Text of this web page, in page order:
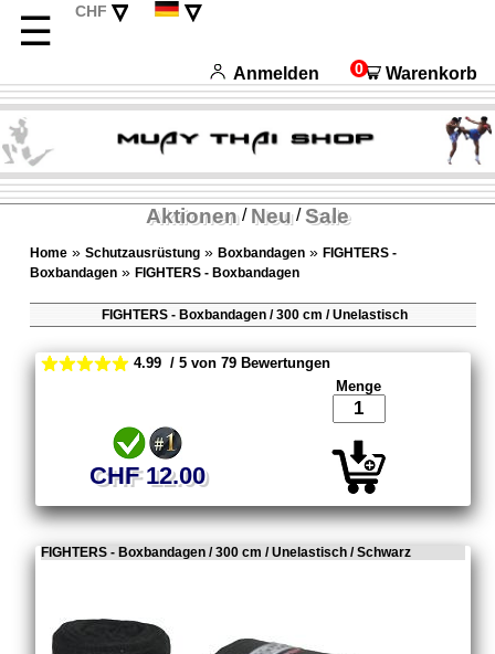
☰ CHF ▿ ▿
Italiano
Español
Anmelden 0 Warenkorb
Aktionen/ Neu/ Sale
Home »Schutzausrüstung »Boxbandagen »FIGHTERS -
Boxbandagen »FIGHTERS - Boxbandagen
FIGHTERS - Boxbandagen / 300 cm / Unelastisch
4.99 / 5 von 79 Bewertungen
CHF 12.00
Menge
FIGHTERS - Boxbandagen / 300 cm / Unelastisch / Schwarz